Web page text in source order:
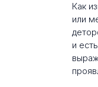
Как
или
и